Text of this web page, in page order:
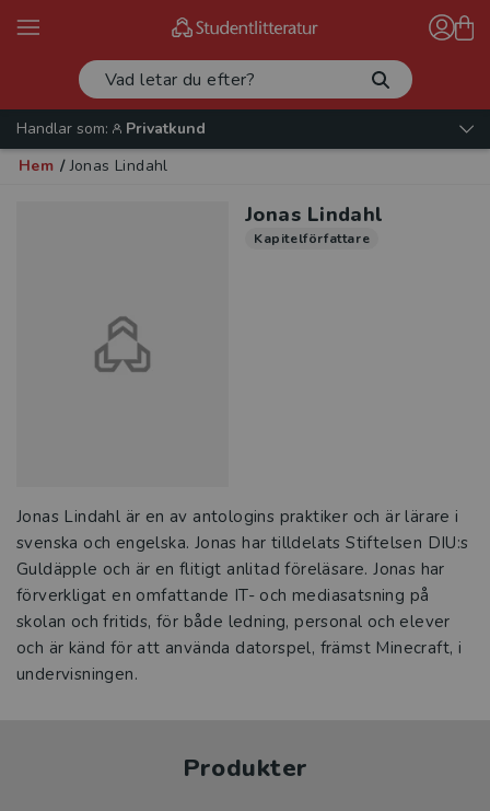
Handlar som:
Privatkund
Hem / Jonas Lindahl
Jonas Lindahl
Kapitelförfattare
Jonas Lindahl är en av antologins praktiker och är lärare i
svenska och engelska. Jonas har tilldelats Stiftelsen DIU:s
Guldäpple och är en flitigt anlitad föreläsare. Jonas har
förverkligat en omfattande IT- och mediasatsning på
skolan och fritids, för både ledning, personal och elever
och är känd för att använda datorspel, främst Minecraft, i
undervisningen.
Produkter